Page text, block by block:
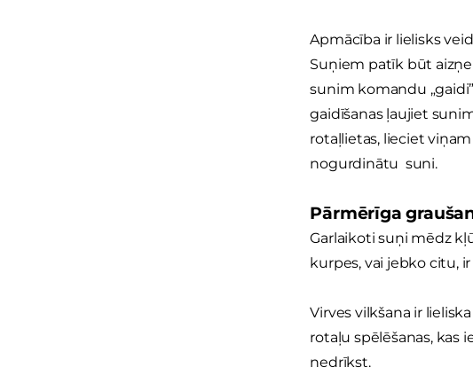
Apmācība ir lielisks
Suņiem patīk būt
sunim komandu
gaidīšanas ļaujiet
rotaļlietas, lieciet
nogurdinātu suni.
Pārmērīga
Garlaikoti suņi mēdz
kurpes, vai jebko citu,
Virves vilkšana ir
rotaļu spēlēšanas, kas
nedrīkst.